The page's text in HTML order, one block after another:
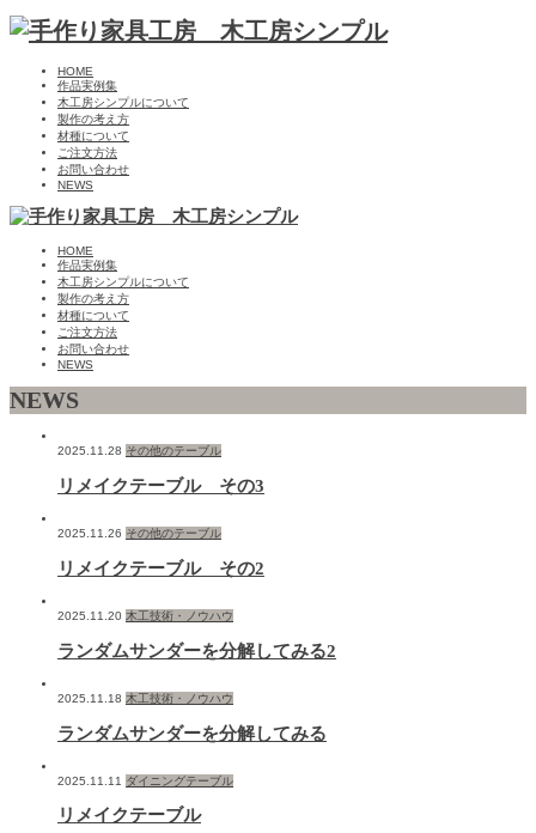
HOME
作品実例集
木工房シンプルについて
製作の考え方
材種について
ご注文方法
お問い合わせ
NEWS
HOME
作品実例集
木工房シンプルについて
製作の考え方
材種について
ご注文方法
お問い合わせ
NEWS
NEWS
2025.11.28 その他のテーブル
リメイクテーブル その3
2025.11.26 その他のテーブル
リメイクテーブル その2
2025.11.20 木工技術・ノウハウ
ランダムサンダーを分解してみる2
2025.11.18 木工技術・ノウハウ
ランダムサンダーを分解してみる
2025.11.11 ダイニングテーブル
リメイクテーブル